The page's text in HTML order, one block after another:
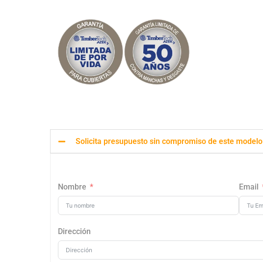
Solicita presupuesto sin compromiso de este modelo
Nombre Email
Dirección